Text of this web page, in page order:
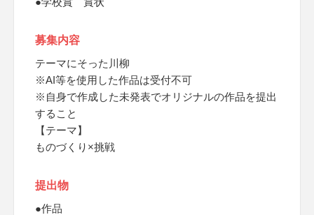
募集内容
テーマにそった川柳
※AI等を使用した作品は受付不可
※自身で作成した未発表でオリジナルの作品を提出
すること
【テーマ】
ものづくり×挑戦
提出物
●作品